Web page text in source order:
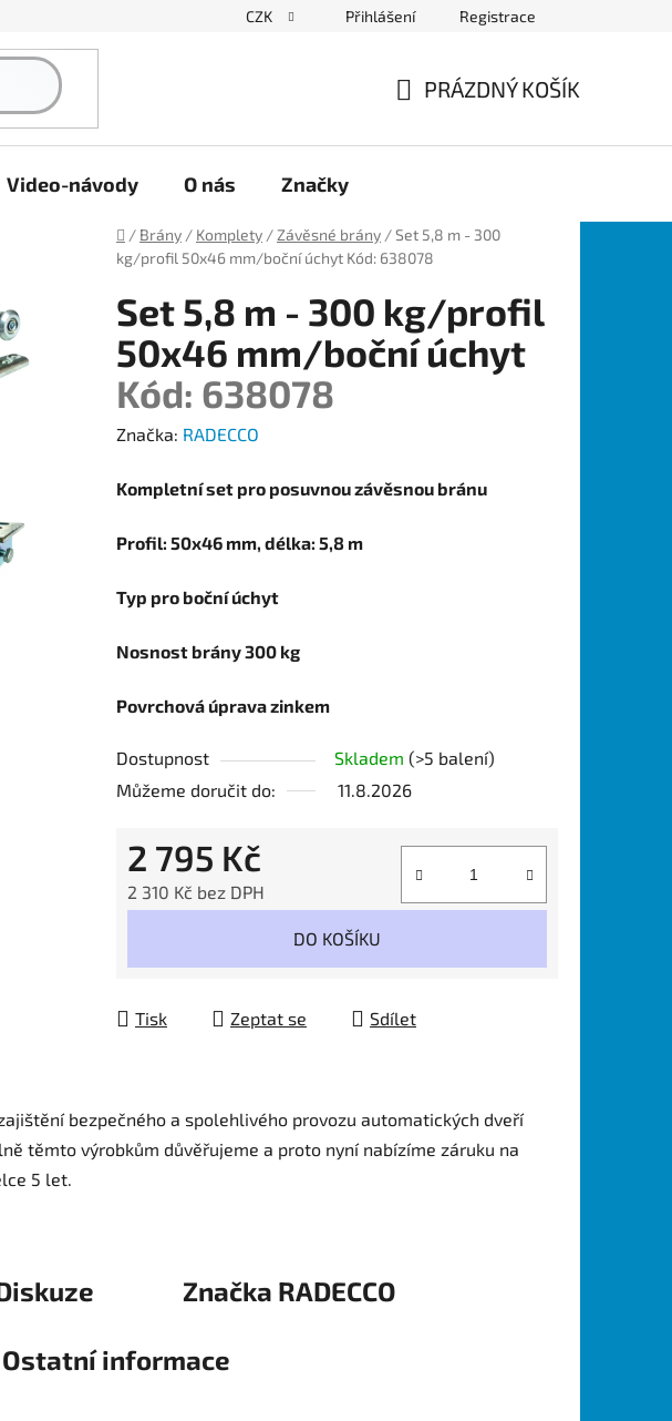
osobních údajů CZK Přihlášení Registrace
PRÁZDNÝ KOŠÍK
Video-návody O nás Značky
Domů
/ Brány / Komplety / Závěsné brány /Set 5,8 m - 300
kg/profil 50x46 mm/boční úchyt Kód: 638078
Set 5,8 m - 300 kg/profil
50x46 mm/boční úchyt
Kód: 638078
Značka: RADECCO
Kompletní set pro posuvnou závěsnou bránu
Profil: 50x46 mm, délka: 5,8 m
Typ pro boční úchyt
Nosnost brány 300 kg
Povrchová úprava zinkem
Dostupnost Skladem (>5 balení)
Můžeme doručit do:
11.8.2026
2 795 Kč
2 310 Kč bez DPH
DO KOŠÍKU
Tisk Zeptat se Sdílet
bezpečného a spolehlivého provozu automatických dveří
těmto výrobkům důvěřujeme a proto nyní nabízíme záruku na
5 let.
Značka RADECCO
Ostatní informace